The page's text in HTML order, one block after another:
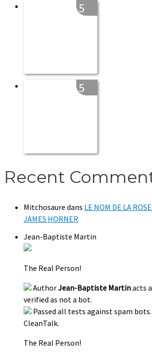
5
5
Recent
Mitchosaure dans LE NOM DE LA
JAMES HORNER
Jean-Baptiste Martin
The Real Person!
AuthorJean-Baptiste Martinacts
verified as not a bot.
Passed all tests against spam
CleanTalk.
The Real Person!